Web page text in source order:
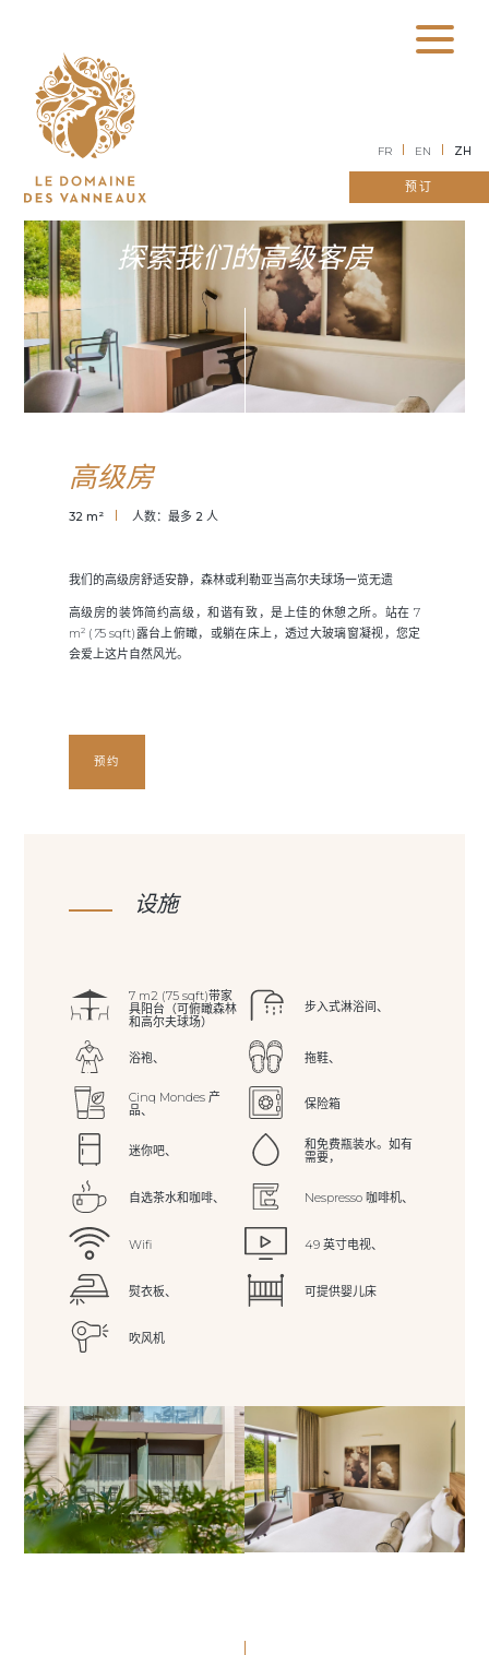
FR EN ZH
预订
探索我们的高级客房
高级房
32 m² 人数：最多 2 人
我们的高级房舒适安静，森林或利勒亚当高尔夫球场一览无遗
高级房的装饰简约高级，和谐有致，是上佳的休憩之所。站在 7
m2( 75 sqft)露台上俯瞰，或躺在床上，透过大玻璃窗凝视，您定
会爱上这片自然风光。
预约
设施
7 m2 (75 sqft)带家
具阳台（可俯瞰森林
和高尔夫球场）
步入式淋浴间、
浴袍、 拖鞋、
Cinq Mondes 产
品、
保险箱
迷你吧、
和免费瓶装水。如有
需要，
自选茶水和咖啡、 Nespresso 咖啡机、
Wifi 49 英寸电视、
熨衣板、 可提供婴儿床
吹风机